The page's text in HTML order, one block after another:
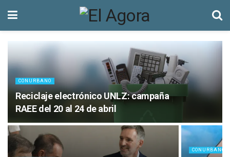
CONURBANO
Reciclaje electrónico UNLZ: campaña
RAEE del 20 al 24 de abril
CONURBANO